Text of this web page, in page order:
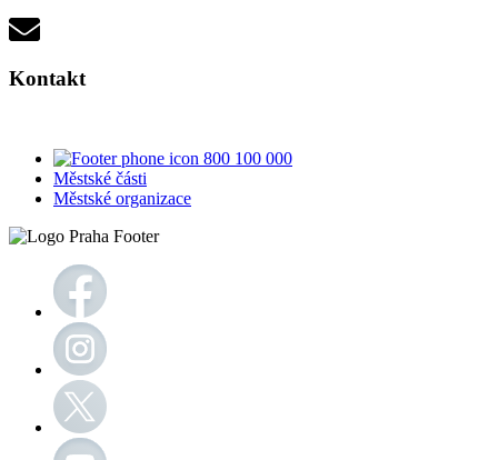
Kontakt
800 100 000
Městské části
Městské organizace